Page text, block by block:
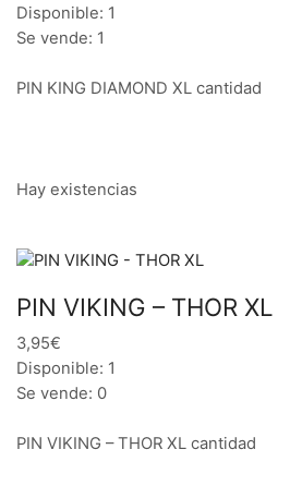
Disponible: 1
Se vende: 1
PIN KING DIAMOND XL cantidad
Hay existencias
PIN VIKING – THOR XL
3,95€
Disponible: 1
Se vende: 0
PIN VIKING – THOR XL cantidad